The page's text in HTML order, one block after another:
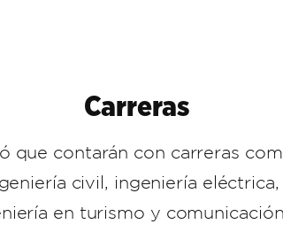
Carreras
que contarán con carreras
civil, ingeniería
en turismo y